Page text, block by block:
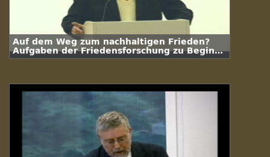
Auf dem Weg zum nachhaltigen Frieden?
Aufgaben der Friedensforschung zu Beginn
des 21. Jahrhunderts